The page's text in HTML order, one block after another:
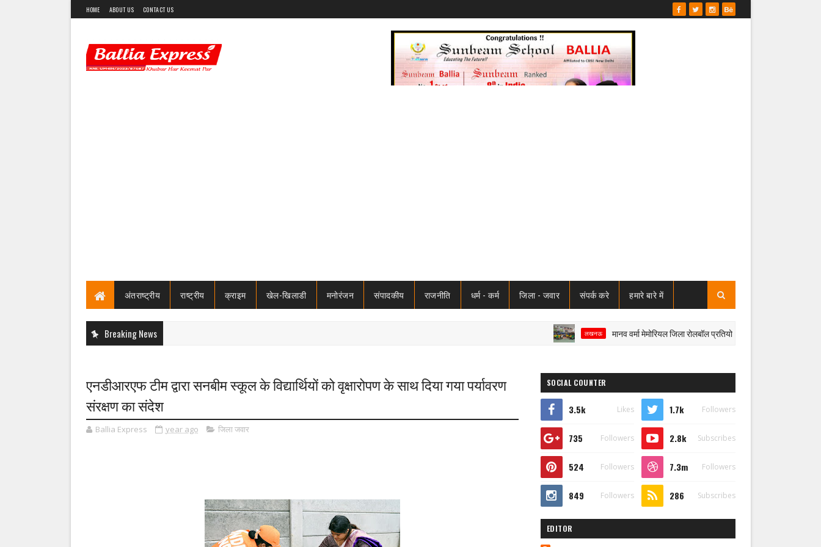
HOME ABOUT US CONTACT US
अंतराष्ट्रीय राष्ट्रीय क्राइम खेल-खिलाडी मनोरंजन संपादकीय राजनीति धर्म - कर्म जिला - जवार संपर्क करे हमारे बारे में
Breaking News लखनऊ मानव वर्मा मेमोरियल जिला रोलबॉल प्रतियोगिता : बालक व बालिका दोनों वर्ग में
एनडीआरएफ टीम द्वारा सनबीम स्कूल के विद्यार्थियों को वृक्षारोपण के साथ दिया गया पर्यावरण
संरक्षण का संदेश
Ballia Express year ago जिला जवार
SOCIAL COUNTER
3.5k Likes 1.7k Followers
735 Followers 2.8k Subscribes
524 Followers 7.3m Followers
849 Followers 286 Subscribes
EDITOR